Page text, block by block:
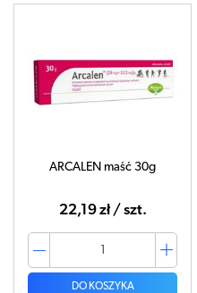
ARCALEN maść 30g
22,19 zł / szt.
DO KOSZYKA